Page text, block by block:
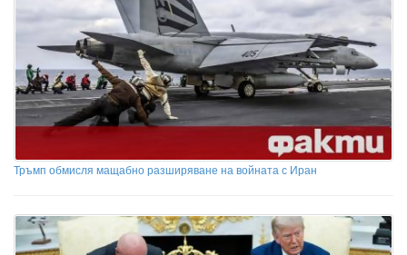
Тръмп обмисля мащабно разширяване на войната с Иран